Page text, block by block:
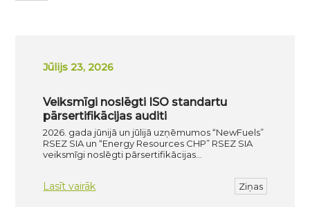
Jūlijs 23, 2026
Veiksmīgi noslēgti ISO standartu
pārsertifikācijas auditi
2026. gada jūnijā un jūlijā uzņēmumos “NewFuels”
RSEZ SIA un “Energy Resources CHP” RSEZ SIA
veiksmīgi noslēgti pārsertifikācijas…
Lasīt vairāk Ziņas